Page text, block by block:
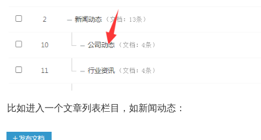
比如进入一个文章列表栏目，如新闻动态：